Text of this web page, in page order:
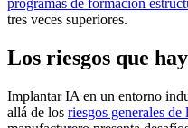
tres veces superiores.
Los riesgos que
Implantar IA en un entorno
allá de los riesgos generales